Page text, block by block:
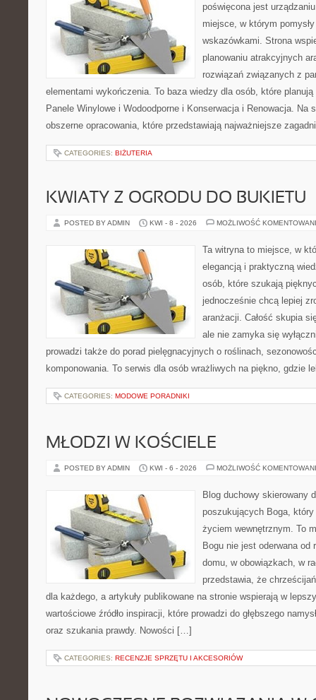
poświęcona jest
miejsce, w którym
wskazówkami. Strona
planowaniu atrakcyjnych
rozwiązań związanych z
elementami wykończenia. To baza wiedzy dla osób, które
Panele Winylowe i Wodoodporne i Konserwacja i Renowacja. Na
obszerne opracowania, które przedstawiają najważniejsze
CATEGORIES: BIŻUTERIA
KWIATY Z OGRODU DO BUKIETU
POSTED BY ADMIN KWI - 8 - 2026 MOŻLIWOŚĆ
Ta witryna to miejsce, w
elegancją i praktyczną
osób, które szukają
jednocześnie chcą lepiej
aranżacji. Całość skupia
ale nie zamyka się
prowadzi także do porad pielęgnacyjnych o roślinach,
komponowania. To serwis dla osób wrażliwych na piękno, gdzie
CATEGORIES: MODOWE PORADNIKI
MŁODZI W KOŚCIELE
POSTED BY ADMIN KWI - 6 - 2026 MOŻLIWOŚĆ
Blog duchowy skierowany
poszukujących Boga,
życiem wewnętrznym. To
Bogu nie jest oderwana
domu, w obowiązkach, w
przedstawia, że
dla każdego, a artykuły publikowane na stronie wspierają w
wartościowe źródło inspiracji, które prowadzi do głębszego
oraz szukania prawdy. Nowości […]
CATEGORIES: RECENZJE SPRZĘTU I AKCESORIÓW